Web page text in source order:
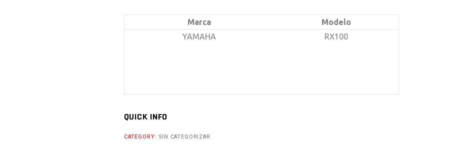
Marca
Modelo
YAMAHA
RX100
QUICK INFO
CATEGORY: SIN CATEGORIZAR